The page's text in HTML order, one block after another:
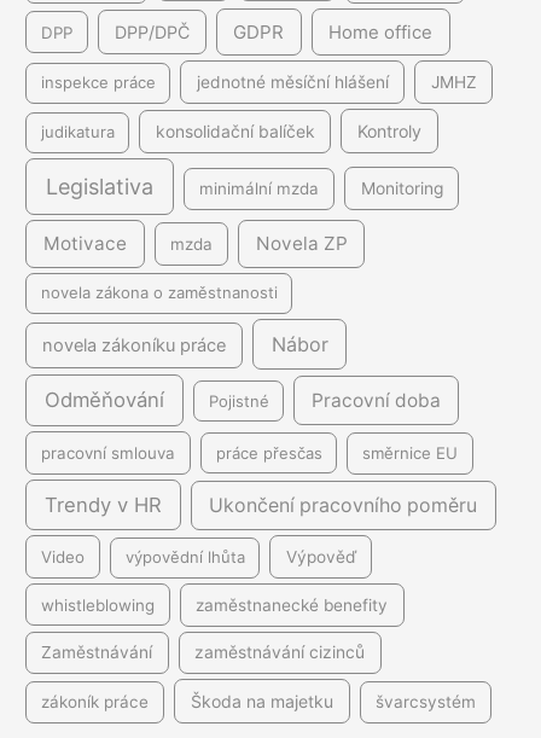
DPP DPP/DPČ GDPR Home office
inspekce práce jednotné měsíční hlášení JMHZ
judikatura konsolidační balíček Kontroly
Legislativa minimální mzda Monitoring
Motivace mzda Novela ZP
novela zákona o zaměstnanosti
novela zákoníku práce Nábor
Odměňování Pojistné Pracovní doba
pracovní smlouva práce přesčas směrnice EU
Trendy v HR Ukončení pracovního poměru
Video výpovědní lhůta Výpověď
whistleblowing zaměstnanecké benefity
Zaměstnávání zaměstnávání cizinců
zákoník práce Škoda na majetku švarcsystém